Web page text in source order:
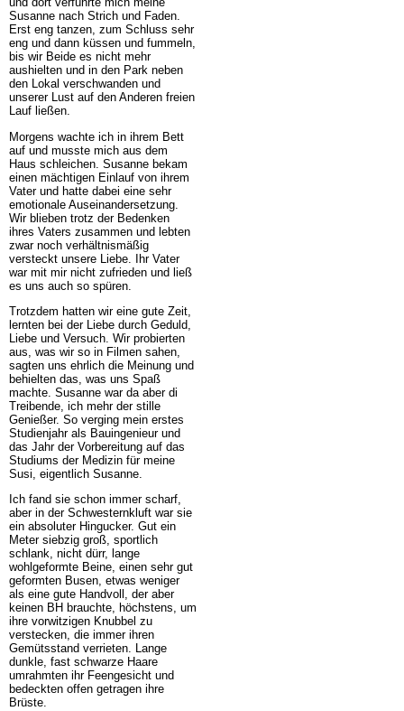
Susanne nach Strich und Faden.
Erst eng tanzen, zum Schluss sehr
eng und dann küssen und fummeln,
bis wir Beide es nicht mehr
aushielten und in den Park neben
den Lokal verschwanden und
unserer Lust auf den Anderen freien
Lauf ließen.
Morgens wachte ich in ihrem Bett
auf und musste mich aus dem
Haus schleichen. Susanne bekam
einen mächtigen Einlauf von ihrem
Vater und hatte dabei eine sehr
emotionale Auseinandersetzung.
Wir blieben trotz der Bedenken
ihres Vaters zusammen und lebten
zwar noch verhältnismäßig
versteckt unsere Liebe. Ihr Vater
war mit mir nicht zufrieden und ließ
es uns auch so spüren.
Trotzdem hatten wir eine gute Zeit,
lernten bei der Liebe durch Geduld,
Liebe und Versuch. Wir probierten
aus, was wir so in Filmen sahen,
sagten uns ehrlich die Meinung und
behielten das, was uns Spaß
machte. Susanne war da aber di
Treibende, ich mehr der stille
Genießer. So verging mein erstes
Studienjahr als Bauingenieur und
das Jahr der Vorbereitung auf das
Studiums der Medizin für meine
Susi, eigentlich Susanne.
Ich fand sie schon immer scharf,
aber in der Schwesternkluft war sie
ein absoluter Hingucker. Gut ein
Meter siebzig groß, sportlich
schlank, nicht dürr, lange
wohlgeformte Beine, einen sehr gut
geformten Busen, etwas weniger
als eine gute Handvoll, der aber
keinen BH brauchte, höchstens, um
ihre vorwitzigen Knubbel zu
verstecken, die immer ihren
Gemütsstand verrieten. Lange
dunkle, fast schwarze Haare
umrahmten ihr Feengesicht und
bedeckten offen getragen ihre
Brüste.